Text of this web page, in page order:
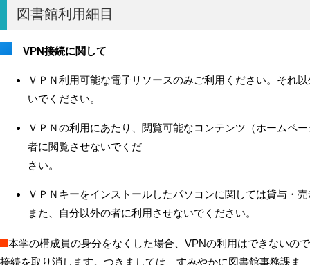
図書館利用細目
VPN接続に関して
ＶＰＮ利用可能な電子リソースのみご利用ください。それ
いでください。
ＶＰＮの利用にあたり、閲覧可能なコンテンツ（ホームペ
者に閲覧させないでくだ
さい。
ＶＰＮキーをインストールしたパソコンに関しては貸与・
また、自分以外の者に利用させないでください。
本学の構成員の身分をなくした場合、VPNの利用はできないので
接続を取り消します。つきましては、すみやかに図書館事務課ま